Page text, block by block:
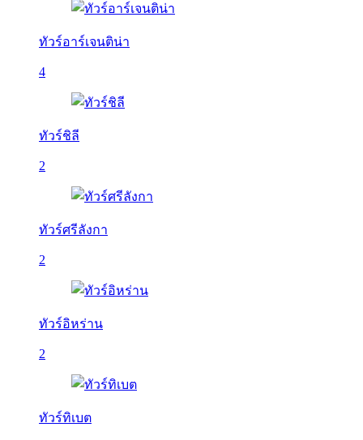
ทัวร์อาร์เจนติน่า
4
ทัวร์ชิลี
2
ทัวร์ศรีลังกา
2
ทัวร์อิหร่าน
2
ทัวร์ทิเบต